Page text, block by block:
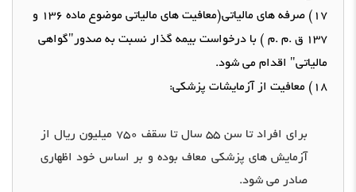
17)
صرفه های مالیاتی(معافیت های مالیاتی موضوع ماده 136 و
137 ق .م .م ) با درخواست بیمه گذار نسبت به صدور "گواهی
مالیاتی" اقدام می شود.
18)
معافیت از آزمایشات پزشکی:
برای افراد تا سن 55 سال تا سقف 750 میلیون ریالاز
آزمایش های پزشکی معاف بوده و بر اساس خود اظهاری
صادر می شود.